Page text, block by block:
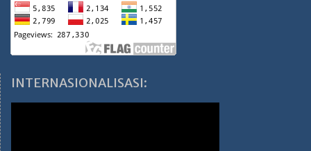
INTERNASIONALISASI: